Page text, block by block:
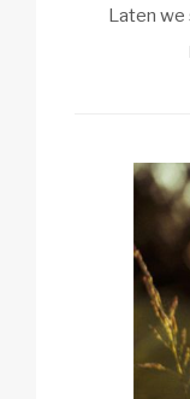
Laten we